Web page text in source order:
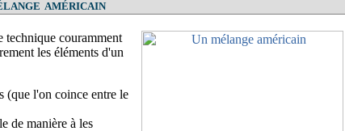
américain
technique couramment
les éléments d'un
(que l'on coince entre le
de manière à les